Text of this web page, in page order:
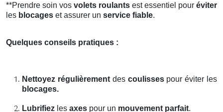
**Prendre soin vos volets roulants est essentiel pour éviter
les blocages et assurer un service fiable.
Quelques conseils pratiques :
Nettoyez régulièrementdes coulissespour éviter les
blocages.
Lubrifiez les axes pour un mouvement parfait.